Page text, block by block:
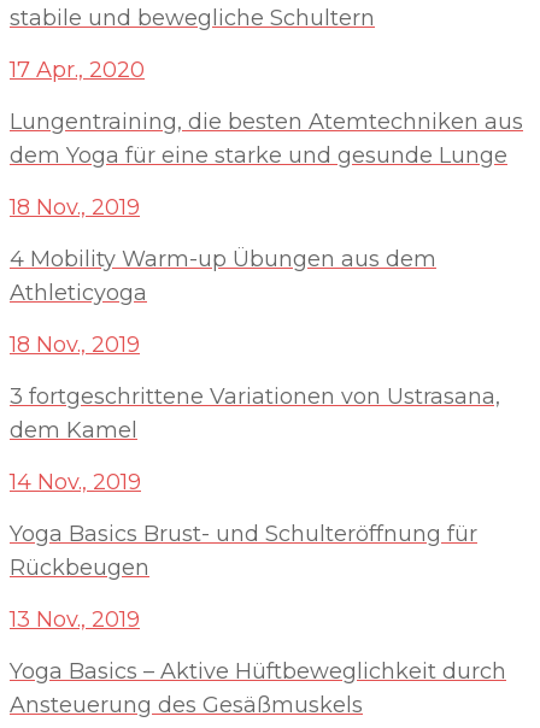
stabile und bewegliche Schultern
17 Apr., 2020
Lungentraining, die besten Atemtechniken aus
dem Yoga für eine starke und gesunde Lunge
18 Nov., 2019
4 Mobility Warm-up Übungen aus dem
Athleticyoga
18 Nov., 2019
3 fortgeschrittene Variationen von Ustrasana,
dem Kamel
14 Nov., 2019
Yoga Basics Brust- und Schulteröffnung für
Rückbeugen
13 Nov., 2019
Yoga Basics – Aktive Hüftbeweglichkeit durch
Ansteuerung des Gesäßmuskels